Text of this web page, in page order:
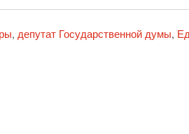
, депутат Государственной думы,